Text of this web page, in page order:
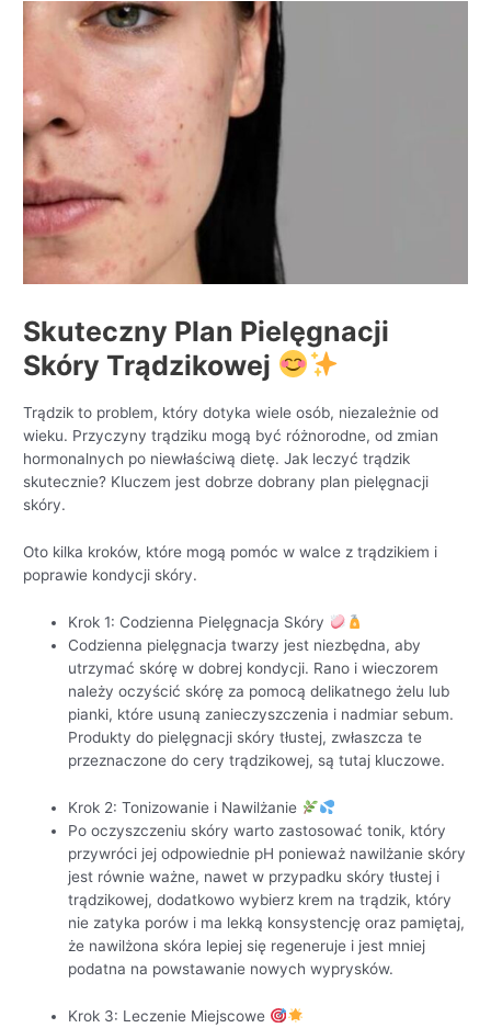
Skuteczny Plan Pielęgnacji
Skóry Trądzikowej
Trądzik to problem, który dotyka wiele osób, niezależnie od
wieku. Przyczyny trądziku mogą być różnorodne, od zmian
hormonalnych po niewłaściwą dietę. Jak leczyć trądzik
skutecznie? Kluczem jest dobrze dobrany plan pielęgnacji
skóry.
Oto kilka kroków, które mogą pomóc w walce z trądzikiem i
poprawie kondycji skóry.
Krok 1: Codzienna Pielęgnacja Skóry
Codzienna pielęgnacja twarzy jest niezbędna, aby
utrzymać skórę w dobrej kondycji. Rano i wieczorem
należy oczyścić skórę za pomocą delikatnego żelu lub
pianki, które usuną zanieczyszczenia i nadmiar sebum.
Produkty do pielęgnacji skóry tłustej, zwłaszcza te
przeznaczone do cery trądzikowej, są tutaj kluczowe.
Krok 2: Tonizowanie i Nawilżanie
Po oczyszczeniu skóry warto zastosować tonik, który
przywróci jej odpowiednie pH ponieważ nawilżanie skóry
jest równie ważne, nawet w przypadku skóry tłustej i
trądzikowej, dodatkowo wybierz krem na trądzik, który
nie zatyka porów i ma lekką konsystencję oraz pamiętaj,
że nawilżona skóra lepiej się regeneruje i jest mniej
podatna na powstawanie nowych wyprysków.
Krok 3: Leczenie Miejscowe